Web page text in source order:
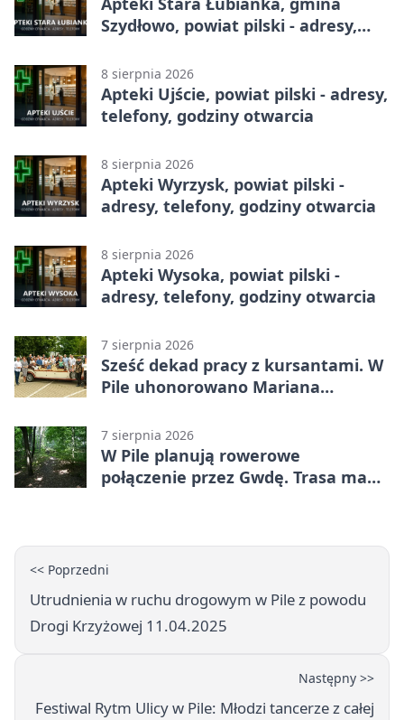
Szydłowo, powiat pilski - adresy,
8 sierpnia 2026
Apteki Ujście, powiat pilski - adresy,
telefony, godziny otwarcia
8 sierpnia 2026
Apteki Wyrzysk, powiat pilski -
adresy, telefony, godziny otwarcia
8 sierpnia 2026
Apteki Wysoka, powiat pilski -
adresy, telefony, godziny otwarcia
7 sierpnia 2026
Sześć dekad pracy z kursantami. W
Pile uhonorowano Mariana
7 sierpnia 2026
W Pile planują rowerowe
połączenie przez Gwdę. Trasa ma
<< Poprzedni
Utrudnienia w ruchu drogowym w Pile z powodu
Drogi Krzyżowej 11.04.2025
Następny >>
Festiwal Rytm Ulicy w Pile: Młodzi tancerze z całej